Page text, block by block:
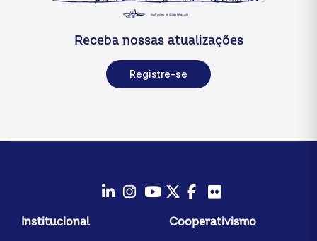
Receba nossas atualizações
Registre-se
Instagram
YoutubeTwitter/X
Facebook
Institucional Cooperativismo